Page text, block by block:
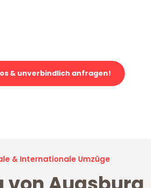
& unverbindlich anfragen!
& Internationale Umzüge